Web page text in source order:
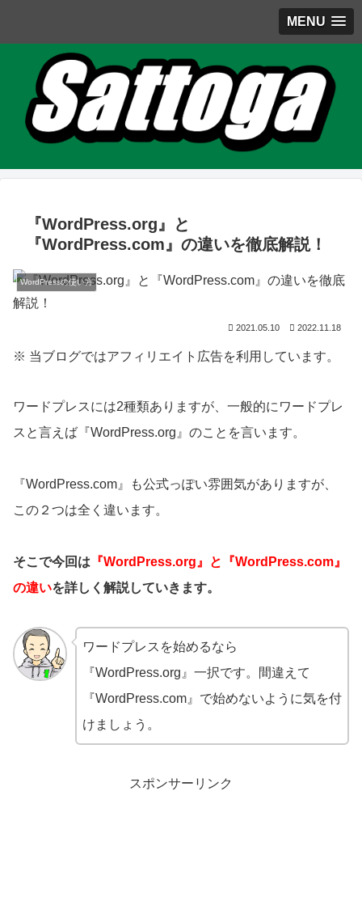
MENU
『WordPress.org』と
『WordPress.com』の違いを徹底解説！
WordPressの使い方
2021.05.10 2022.11.18
※ 当ブログではアフィリエイト広告を利用しています。
ワードプレスには2種類ありますが、一般的にワードプレ
スと言えば『WordPress.org』のことを言います。
『WordPress.com』も公式っぽい雰囲気がありますが、
この２つは全く違います。
そこで今回は 『WordPress.org』と『WordPress.com』
の違いを詳しく解説していきます。
ワードプレスを始めるなら
『WordPress.org』一択です。間違えて
『WordPress.com』で始めないように気を付
けましょう。
スポンサーリンク